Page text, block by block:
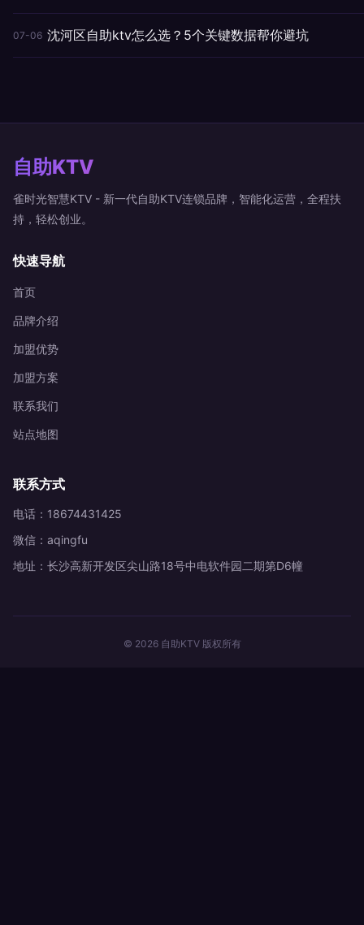
07-06 沈河区自助ktv怎么选？5个关键数据帮你避坑
自助KTV
雀时光智慧KTV - 新一代自助KTV连锁品牌，智能化运营，全程扶
持，轻松创业。
快速导航
首页
品牌介绍
加盟优势
加盟方案
联系我们
站点地图
联系方式
电话：18674431425
微信：aqingfu
地址：长沙高新开发区尖山路18号中电软件园二期第D6幢
© 2026 自助KTV 版权所有